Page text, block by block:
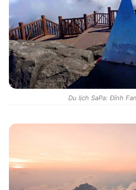
Du lịch SaPa: Đỉnh